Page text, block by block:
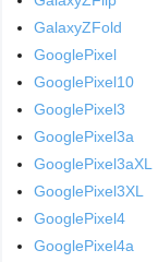
GalaxyZFold
GooglePixel
GooglePixel10
GooglePixel3
GooglePixel3a
GooglePixel3aXL
GooglePixel3XL
GooglePixel4
GooglePixel4a